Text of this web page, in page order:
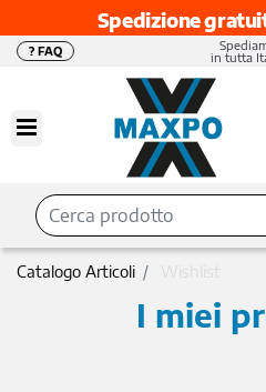
Spedizione
? FAQ
in tutta
Open menu
Catalogo Articoli
I miei